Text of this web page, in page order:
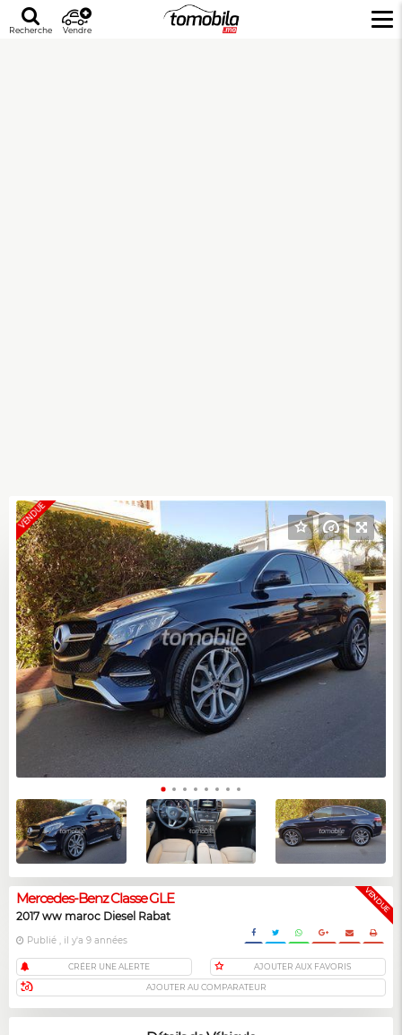
Recherche Vendre
VENDUE
VENDUE
Mercedes-Benz Classe GLE
2017 ww maroc Diesel Rabat
Publié , il y'a 9 années
CRÉER UNE ALERTE AJOUTER AUX FAVORIS
AJOUTER AU COMPARATEUR